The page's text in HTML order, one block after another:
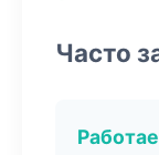
Часто